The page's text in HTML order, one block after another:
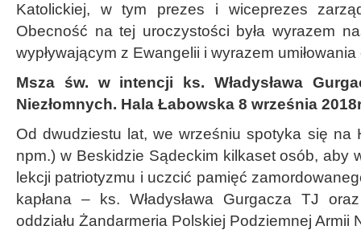
Katolickiej, w tym prezes i wiceprezes
Obecność na tej uroczystości była wyrazem
wypływającym z Ewangelii i wyrazem
Msza św. w intencji ks. Władysława
Niezłomnych. Hala Łabowska 8 września
Od dwudziestu lat, we wrześniu spotyka się na
npm.) w Beskidzie Sądeckim kilkaset osób, aby
lekcji patriotyzmu i uczcić pamięć
kapłana – ks. Władysława Gurgacza TJ
oddziału Żandarmeria Polskiej Podziemnej Armii